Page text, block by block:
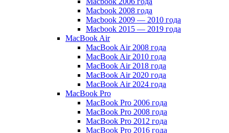
Macbook 2008 года
Macbook 2009 — 2010 года
Macbook 2015 — 2019 года
MacBook Air
MacBook Air 2008 года
MacBook Air 2010 года
MacBook Air 2018 года
MacBook Air 2020 года
MacBook Air 2024 года
MacBook Pro
MacBook Pro 2006 года
MacBook Pro 2008 года
MacBook Pro 2012 года
MacBook Pro 2016 года